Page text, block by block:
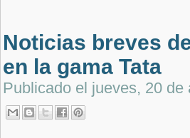
Noticias breves
en la gama Tata
Publicado el jueves, 20 de